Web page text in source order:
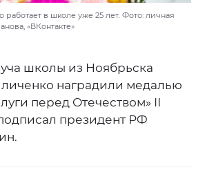
в школе уже 25 лет. Фото: личная
«ВКонтакте»
школы из Ноябрьска
наградили медалью
перед Отечеством» II
президент РФ